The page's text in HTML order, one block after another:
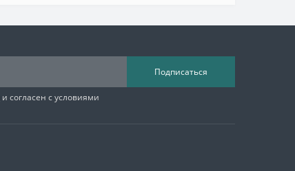
Подписаться
и согласен с условиями